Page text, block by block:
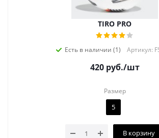
TIRO PRO
Есть в наличии (1) Артикул:
420руб./шт
Размер
5
В корзину